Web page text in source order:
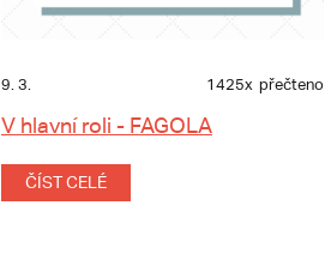
9. 3. 1425x přečteno
V hlavní roli - FAGOLA
ČÍST CELÉ